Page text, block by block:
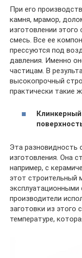
При его
камня, мрамор,
изготовлении этого
смесь. Все ее
прессуются под
давления. Именно
частицам. В
высокопрочный
практически такие
Эта разновидность
изготовления. Она
например, с
этот строительный
эксплуатационными
производители
заготовки из этого
температуре,